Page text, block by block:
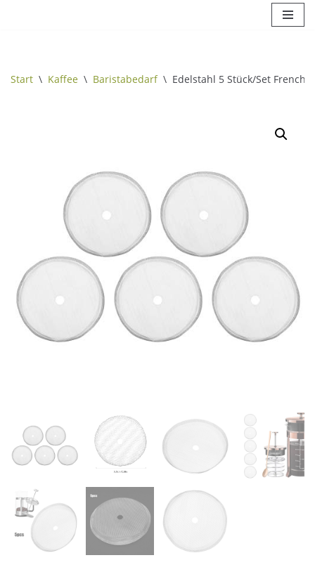
Start \ Kaffee \ Baristabedarf \ Edelstahl 5 Stück/Set French